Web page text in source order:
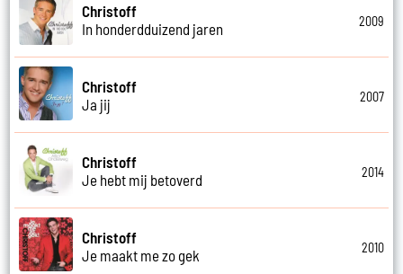
Christoff
In honderdduizend jaren
2009
Christoff
Ja jij
2007
Christoff
Je hebt mij betoverd
2014
Christoff
Je maakt me zo gek
2010